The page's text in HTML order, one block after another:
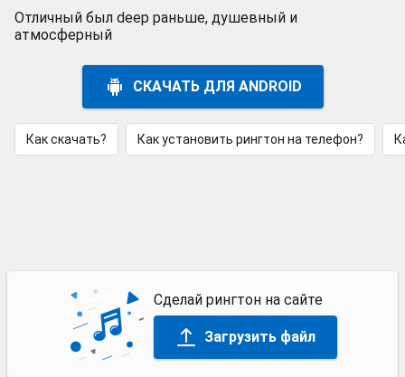
Отличный был deep раньше, душевный и
атмосферный
СКАЧАТЬ ДЛЯ ANDROID
Как скачать? Как установить рингтон на телефон?
Сделай рингтон на сайте
Загрузить файл